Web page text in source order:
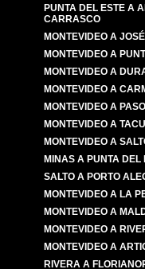
PUNTA DEL ESTE A
CARRASCO
MONTEVIDEO A
MONTEVIDEO A
MONTEVIDEO A
MONTEVIDEO A
MONTEVIDEO A
MONTEVIDEO A
MONTEVIDEO A
MINAS A PUNTA DEL
SALTO A PORTO
MONTEVIDEO A LA
MONTEVIDEO A
MONTEVIDEO A
MONTEVIDEO A
RIVERA A